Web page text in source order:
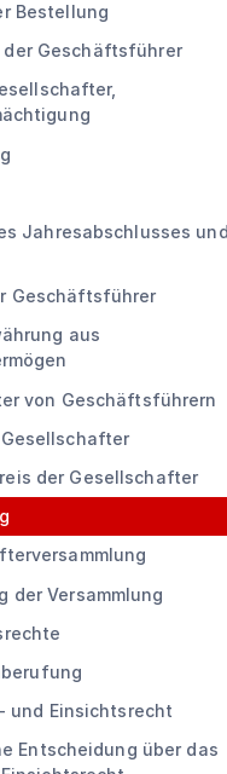
Bestellung
der Geschäftsführer
Jahresabschlusses
Geschäftsführer
aus
von Geschäftsführern
der Gesellschafter
der Versammlung
und Einsichtsrecht
Entscheidung über das